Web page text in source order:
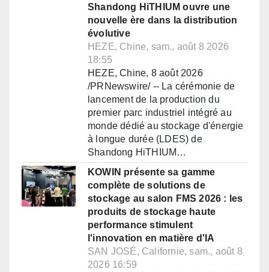
Shandong HiTHIUM ouvre une
nouvelle ère dans la distribution
évolutive
HEZE, Chine, sam., août 8 2026
18:55
HEZE, Chine, 8 août 2026
/PRNewswire/ -- La cérémonie de
lancement de la production du
premier parc industriel intégré au
monde dédié au stockage d'énergie
à longue durée (LDES) de
Shandong HiTHIUM…
KOWIN présente sa gamme
complète de solutions de
stockage au salon FMS 2026 : les
produits de stockage haute
performance stimulent
l'innovation en matière d'IA
SAN JOSÉ, Californie, sam., août 8
2026 16:59